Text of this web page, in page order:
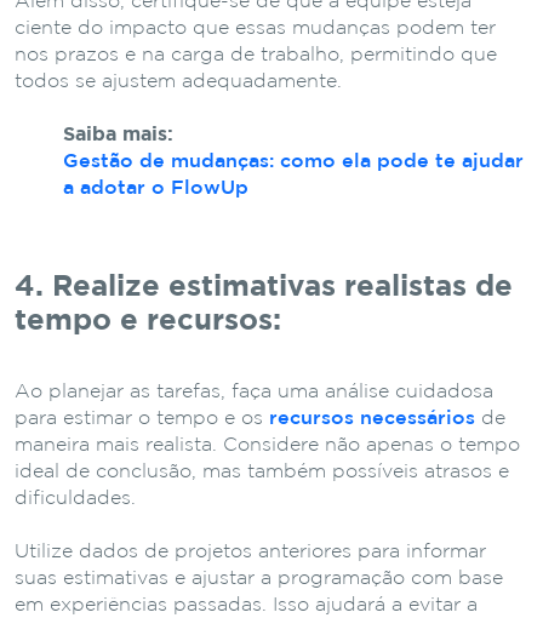
ciente do impacto que essas mudanças podem ter
nos prazos e na carga de trabalho, permitindo que
todos se ajustem adequadamente.
Saiba mais:
Gestão de mudanças: como ela pode te ajudar
a adotar o FlowUp
4. Realize estimativas realistas de
tempo e recursos:
Ao planejar as tarefas, faça uma análise cuidadosa
para estimar o tempo e os recursos necessários de
maneira mais realista. Considere não apenas o tempo
ideal de conclusão, mas também possíveis atrasos e
dificuldades.
Utilize dados de projetos anteriores para informar
suas estimativas e ajustar a programação com base
em experiências passadas. Isso ajudará a evitar a